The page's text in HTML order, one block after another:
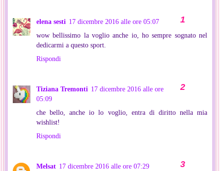
elena sesti 17 dicembre 2016 alle ore 05:07
wow bellissimo la voglio anche io, ho sempre sognato nel
dedicarmi a questo sport.
Rispondi
Tiziana Tremonti 17 dicembre 2016 alle ore
05:09
che bello, anche io lo voglio, entra di diritto nella mia
wishlist!
Rispondi
Melsat 17 dicembre 2016 alle ore 07:29